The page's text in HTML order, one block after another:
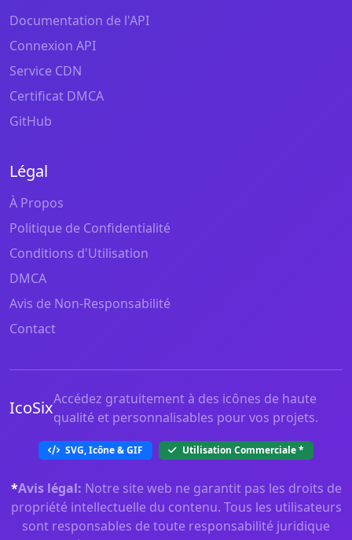
Documentation de l'API
Connexion API
Service CDN
Certificat DMCA
GitHub
Légal
À Propos
Politique de Confidentialité
Conditions d'Utilisation
DMCA
Avis de Non-Responsabilité
Contact
IcoSixAccédez gratuitement à des icônes de haute
qualité et personnalisables pour vos projets.
SVG, Icône & GIF Utilisation Commerciale*
*Avis légal: Notre site web ne garantit pas les droits de
propriété intellectuelle du contenu. Tous les utilisateurs
sont responsables de toute responsabilité juridique